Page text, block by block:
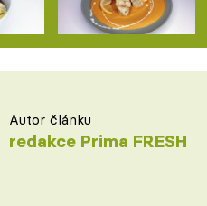
Autor článku
redakce Prima FRESH